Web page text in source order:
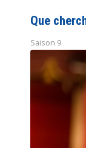
Que
Saison 9